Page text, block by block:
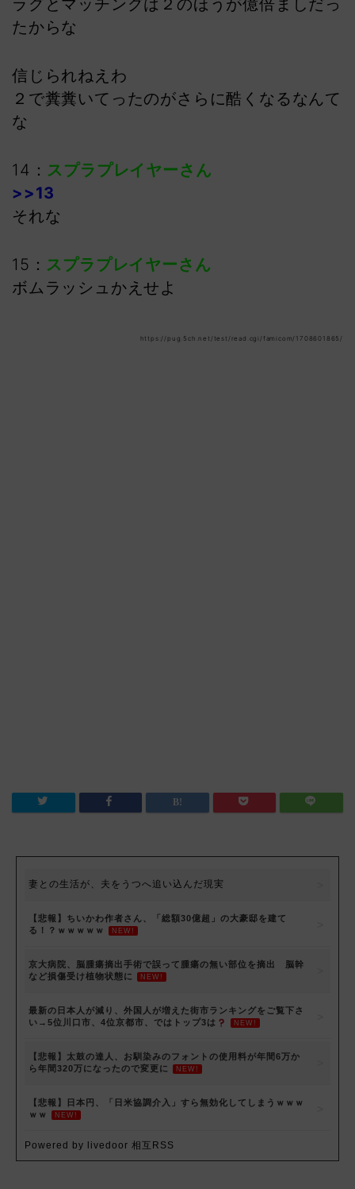
ラグとマッチングは２のほうが億倍ましだっ
たからな
信じられねえわ
２で糞糞いてったのがさらに酷くなるなんて
な
14： スプラプレイヤーさん
>>13
それな
15： スプラプレイヤーさん
ボムラッシュかえせよ
https://pug.5ch.net/test/read.cgi/famicom/1708601865/
妻との生活が、夫をうつへ追い込んだ現実
【悲報】ちいかわ作者さん、「総額30億超」の大豪邸を建て
る！？ｗｗｗｗｗ
NEW!
京大病院、脳腫瘍摘出手術で誤って腫瘍の無い部位を摘出 脳幹
など損傷受け植物状態に
NEW!
最新の日本人が減り、外国人が増えた街市ランキングをご覧下さ
い→5位川口市、4位京都市、ではトップ3は
NEW!
【悲報】太鼓の達人、お馴染みのフォントの使用料が年間6万か
ら年間320万になったので変更に
NEW!
【悲報】日本円、「日米協調介入」すら無効化してしまうｗｗｗ
ｗｗ
NEW!
Powered by livedoor 相互RSS